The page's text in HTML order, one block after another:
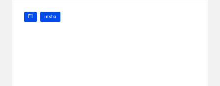
Publicada
F1 insta